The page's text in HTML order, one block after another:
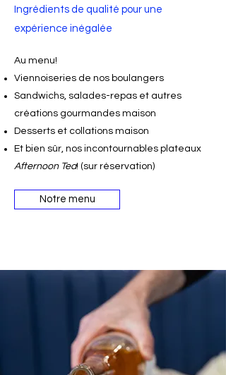
Ingrédients de qualité pour une
expérience inégalée
Au menu!​
Viennoiseries de nos boulangers
Sandwichs, salades-repas et autres
créations gourmandes maison
Desserts et collations maison
Et bien sûr, nos incontournables plateaux
Afternoon Tea! (sur réservation)
Notre menu